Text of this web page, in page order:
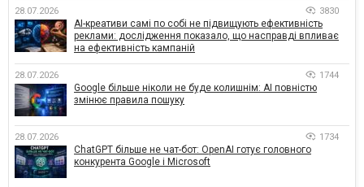
28.07.2026 3830
AI-креативи самі по собі не підвищують ефективність
реклами: дослідження показало, що насправді впливає
на ефективність кампаній
28.07.2026 1744
Google більше ніколи не буде колишнім: AI повністю
змінює правила пошуку
28.07.2026 1734
ChatGPT більше не чат-бот: OpenAI готує головного
конкурента Google і Microsoft